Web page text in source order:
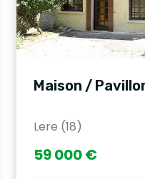
Maison /
Lere (18)
59 000 €